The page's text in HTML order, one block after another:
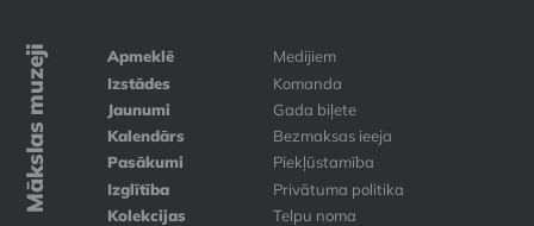
Mākslas muzeji
Apmeklē
Izstādes
Jaunumi
Kalendārs
Pasākumi
Izglītība
Kolekcijas
Medijiem
Komanda
Gada biļete
Bezmaksas ieeja
Piekļūstamība
Privātuma politika
Telpu noma